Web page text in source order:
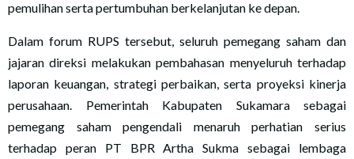
pemulihan serta pertumbuhan berkelanjutan ke depan.
Dalam forum RUPS tersebut, seluruh pemegang saham dan
jajaran direksi melakukan pembahasan menyeluruh terhadap
laporan keuangan, strategi perbaikan, serta proyeksi kinerja
perusahaan. Pemerintah Kabupaten Sukamara sebagai
pemegang saham pengendali menaruh perhatian serius
terhadap peran PT BPR Artha Sukma sebagai lembaga